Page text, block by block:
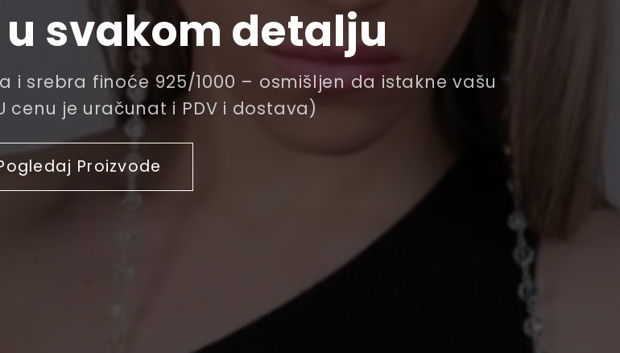
svakom detalju
i srebra finoće 925/1000 – osmišljen da istakne vašu
cenu je uračunat i PDV i dostava)
Proizvode